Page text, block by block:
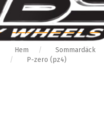
Hem Sommardäck
P-zero (pz4)